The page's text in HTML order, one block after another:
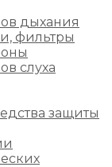
дыхания
фильтры
слуха
защиты